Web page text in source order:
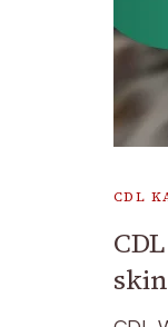
CDL